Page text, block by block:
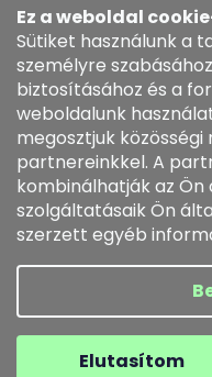
Ez a weboldal
Sütiket használunk a
személyre
biztosításához és a
weboldalunk
megosztjuk
partnereinkkel. A
kombinálhatják az
szolgáltatásaik Ön
szerzett egyéb
Elutasítom
381281747,
603225633
https://
Informace pro
Általános szerződési
Cookie szabályzat
Rendelésem
Copyright 2026